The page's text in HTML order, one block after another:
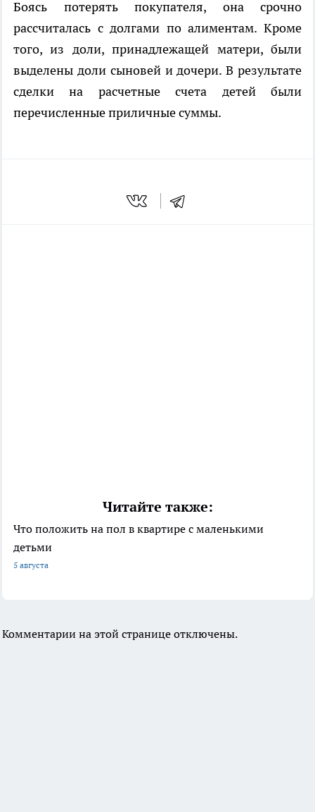
Боясь потерять покупателя, она срочно
рассчиталась с долгами по алиментам. Кроме
того, из доли, принадлежащей матери, были
выделены доли сыновей и дочери. В результате
сделки на расчетные счета детей были
перечисленные приличные суммы.
Читайте также:
Что положить на пол в квартире с маленькими
детьми
5 августа
Комментарии на этой странице отключены.